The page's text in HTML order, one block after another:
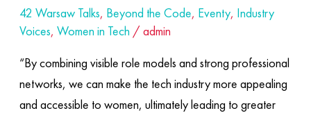
42 Warsaw Talks, Beyond the Code, Eventy, Industry
Voices, Women in Tech /admin
“By combining visible role models and strong professional
networks, we can make the tech industry more appealing
and accessible to women, ultimately leading to greater